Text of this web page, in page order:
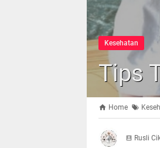
Kesehatan
Tips
Home
Rusli